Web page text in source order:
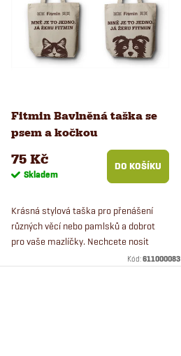
Fitmin Bavlněná taška se
psem a kočkou
75 Kč
Skladem
DO KOŠÍKU
Krásná stylová taška pro přenášení
různých věcí nebo pamlsků a dobrot
pro vaše mazlíčky. Nechcete nosit
plastovou nebo igelitovou tašku?
Kód:611000083